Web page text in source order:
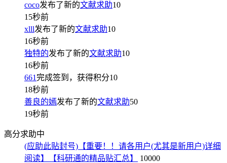
coco发布了新的文献求助10
15秒前
xlll发布了新的文献求助10
16秒前
独特的发布了新的文献求助10
16秒前
661完成签到，获得积分10
18秒前
善良的嫣发布了新的文献求助50
19秒前
高分求助中
(应助此贴封号)【重要！！请各用户(尤其是新用户)详细
阅读】【科研通的精品贴汇总】
10000